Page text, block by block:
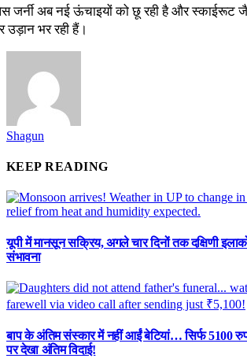
जर्नी अब नई ऊंचाइयों को छू रही है और
भर रही हैं।
Shagun
KEEP READING
यूपी में मानसून सक्रिय, अगले चार दिनों तक दक्षिणी
संभावना
बाप के अंतिम संस्कार में नहीं आईं बेटियां… सिर्फ 5100
पर देखा अंतिम विदाई!